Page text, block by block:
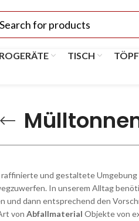
TISCH
raffinierte und gestaltete
In unserem Alltag
und dann entsprechend den
von Abfallmaterial Objekte von